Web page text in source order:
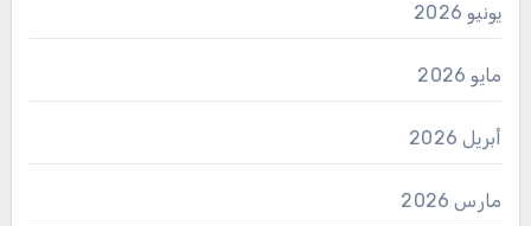
يونيو 2026
مايو 2026
أبريل 2026
مارس 2026